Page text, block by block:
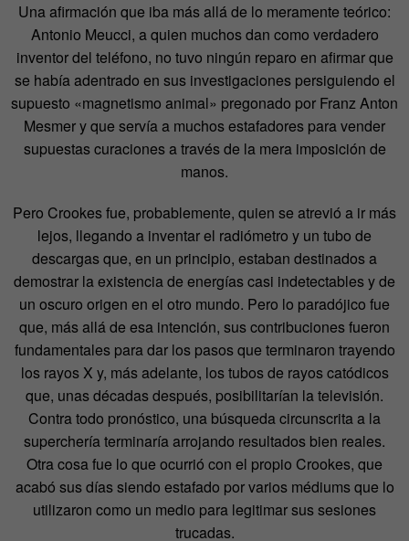
Una afirmación que iba más allá de lo meramente teórico:
Antonio Meucci, a quien muchos dan como verdadero
inventor del teléfono, no tuvo ningún reparo en afirmar que
se había adentrado en sus investigaciones persiguiendo el
supuesto «magnetismo animal» pregonado por Franz Anton
Mesmer y que servía a muchos estafadores para vender
supuestas curaciones a través de la mera imposición de
manos.
Pero Crookes fue, probablemente, quien se atrevió a ir más
lejos, llegando a inventar el radiómetro y un tubo de
descargas que, en un principio, estaban destinados a
demostrar la existencia de energías casi indetectables y de
un oscuro origen en el otro mundo. Pero lo paradójico fue
que, más allá de esa intención, sus contribuciones fueron
fundamentales para dar los pasos que terminaron trayendo
los rayos X y, más adelante, los tubos de rayos catódicos
que, unas décadas después, posibilitarían la televisión.
Contra todo pronóstico, una búsqueda circunscrita a la
superchería terminaría arrojando resultados bien reales.
Otra cosa fue lo que ocurrió con el propio Crookes, que
acabó sus días siendo estafado por varios médiums que lo
utilizaron como un medio para legitimar sus sesiones
trucadas.